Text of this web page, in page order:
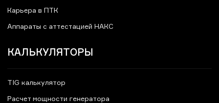
Карьера в ПТК
Аппараты с аттестацией НАКС
КАЛЬКУЛЯТОРЫ
TIG калькулятор
Расчет мощности генератора